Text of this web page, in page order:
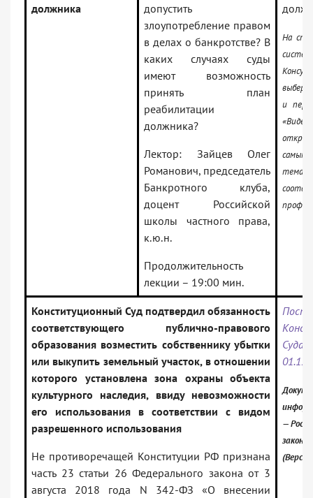
должника
допустить
злоупотребление правом
в делах о банкротстве? В
каких случаях суды
имеют возможность
принять план
реабилитации
должника?
Лектор: Зайцев Олег
Романович, председатель
Банкротного клуба,
доцент Российской
школы частного права,
к.ю.н.
Продолжительность
лекции – 19:00 мин.
На
и
Конституционный Суд подтвердил обязанность
соответствующего публично-правового
образования возместить собственнику убытки
или выкупить земельный участок, в отношении
которого установлена зона охраны объекта
культурного наследия, ввиду невозможности
его использования в соответствии с видом
разрешенного использования
Не противоречащей Конституции РФ признана
часть 23 статьи 26 Федерального закона от 3
августа 2018 года N 342-ФЗ «О внесении
—